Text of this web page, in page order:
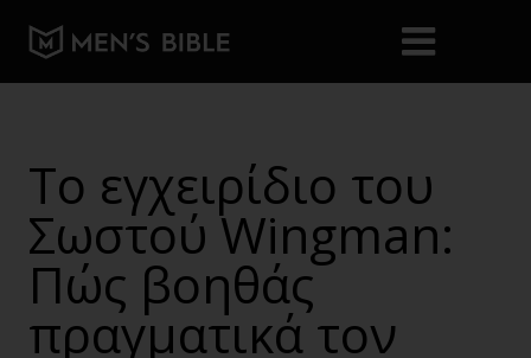
Το εγχειρίδιο του
Σωστού Wingman:
Πώς βοηθάς
πραγματικά τον